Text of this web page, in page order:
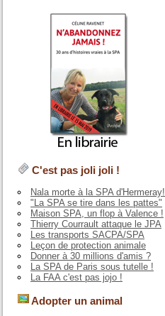
C'est pas joli joli !
Nala morte à la SPA d'Hermeray!
"La SPA se tire dans les pattes"
Maison SPA, un flop à Valence !
Thierry Courrault attaque le JPA
Les transports SACPA/SPA
Leçon de protection animale
Donner à 30 millions d'amis ?
La SPA de Paris sous tutelle !
La FAA c'est pas jojo !
Adopter un animal